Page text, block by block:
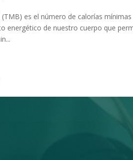
es el número de calorías
energético de nuestro cuerpo que